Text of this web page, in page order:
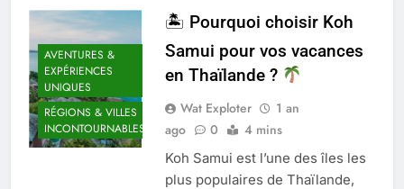
AVENTURES &
EXPÉRIENCES
UNIQUES
RÉGIONS & VILLES
INCONTOURNABLES
🏝 Pourquoi choisir Koh
Samui pour vos vacances
en Thaïlande ?
Wat Exploter
1 an
ago
0 4 mins
Koh Samui est l’une des îles les
plus populaires de Thaïlande,